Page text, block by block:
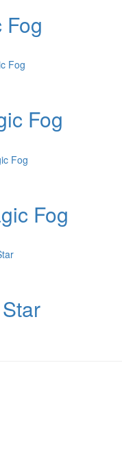
Fog
Fog
Fog